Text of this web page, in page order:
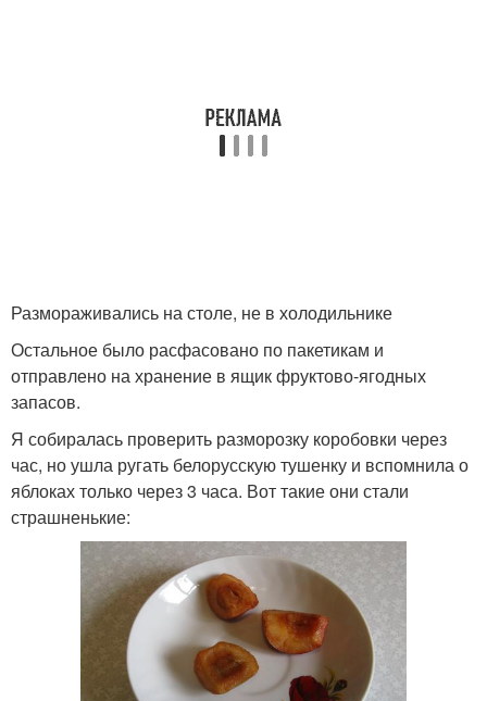
Размораживались на столе, не в холодильнике
Остальное было расфасовано по пакетикам и
отправлено на хранение в ящик фруктово-ягодных
запасов.
Я собиралась проверить разморозку коробовки через
час, но ушла ругать белорусскую тушенку и вспомнила о
яблоках только через 3 часа. Вот такие они стали
страшненькие: